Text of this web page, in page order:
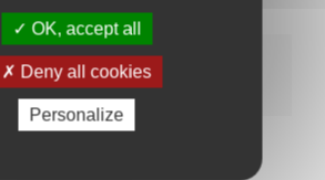
1050
Texture de la chair
fine
Stries
OK, accept all
Deny all cookies
Personalize